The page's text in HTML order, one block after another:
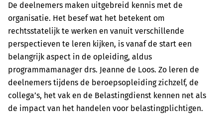
De deelnemers maken uitgebreid kennis met de
organisatie. Het besef wat het betekent om
rechtsstatelijk te werken en vanuit verschillende
perspectieven te leren kijken, is vanaf de start een
belangrijk aspect in de opleiding, aldus
programmamanager drs. Jeanne de Loos. Zo leren de
deelnemers tijdens de beroepsopleiding zichzelf, de
collega’s, het vak en de Belastingdienst kennen net als
de impact van het handelen voor belastingplichtigen.